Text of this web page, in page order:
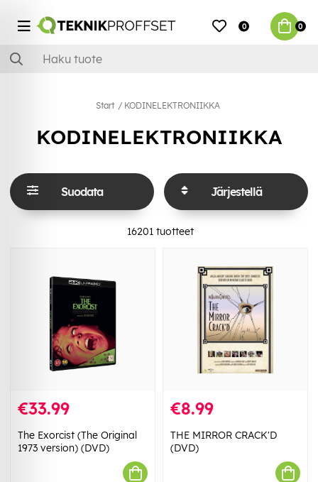
0 0
Start KODINELEKTRONIIKKA
KODINELEKTRONIIKKA
Suodata Järjestellä
16201 tuotteet
€33.99
The Exorcist (The Original
1973 version) (DVD)
€8.99
THE MIRROR CRACK'D
(DVD)